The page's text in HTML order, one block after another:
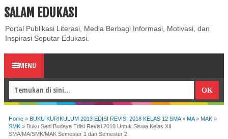
ABOUT CONTACT US
SALAM EDUKASI
Portal Publikasi Literasi, Media Berbagi Informasi, Motivasi, dan
Inspirasi Seputar Edukasi.
MENU
Home » BUKU KURIKULUM 2013 EDISI REVISI 2018 KELAS 12 SMA» MA» MAK »
SMK » Buku Seni Budaya Edisi Revisi 2018 Untuk Siswa Kelas XII
SMA/MA/SMK/MAK Semester 1 dan Semester 2